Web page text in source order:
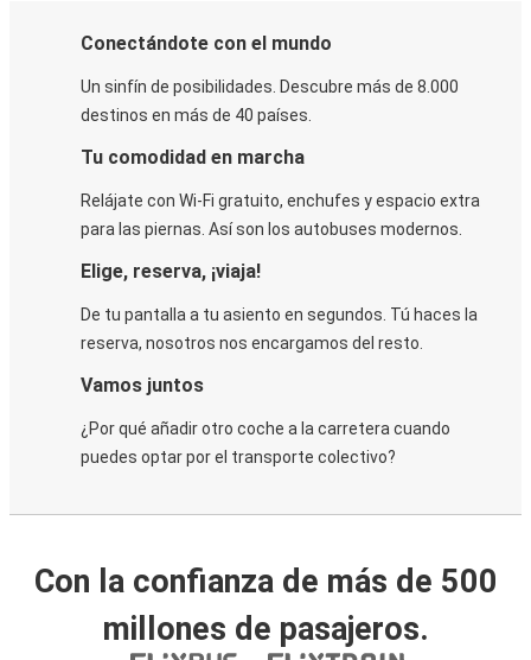
Conectándote con el mundo
Un sinfín de posibilidades. Descubre más de 8.000
destinos en más de 40 países.
Tu comodidad en marcha
Relájate con Wi-Fi gratuito, enchufes y espacio extra
para las piernas. Así son los autobuses modernos.
Elige, reserva, ¡viaja!
De tu pantalla a tu asiento en segundos. Tú haces la
reserva, nosotros nos encargamos del resto.
Vamos juntos
¿Por qué añadir otro coche a la carretera cuando
puedes optar por el transporte colectivo?
Con la confianza de más de 500
millones de pasajeros.